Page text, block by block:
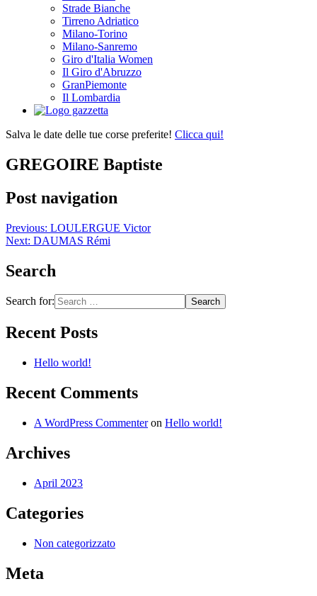
Strade Bianche
Tirreno Adriatico
Milano-Torino
Milano-Sanremo
Giro d'Italia Women
Il Giro d'Abruzzo
GranPiemonte
Il Lombardia
Salva le date delle tue corse preferite! Clicca qui!
GREGOIRE Baptiste
Post navigation
Previous: LOULERGUE Victor
Next: DAUMAS Rémi
Search
Search for:
Recent Posts
Hello world!
Recent Comments
A WordPress Commenteron Hello world!
Archives
April 2023
Categories
Non categorizzato
Meta